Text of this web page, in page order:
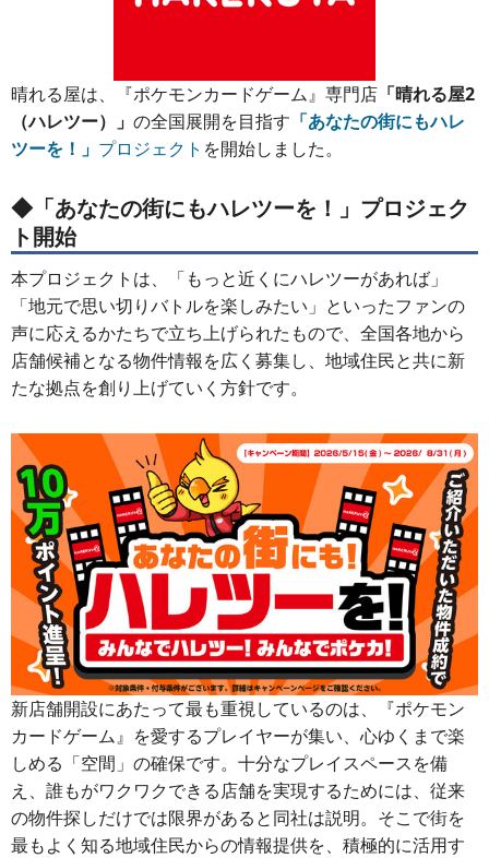
晴れる屋は、『ポケモンカードゲーム』専門店 「晴れる屋2
（ハレツー）」 の全国展開を目指す 「あなたの街にもハレ
ツーを！」 プロジェクト を開始しました。
◆「あなたの街にもハレツーを！」 プロジェク
ト開始
本プロジェクトは、「もっと近くにハレツーがあれば」
「地元で思い切りバトルを楽しみたい」といったファンの
声に応えるかたちで立ち上げられたもので、全国各地から
店舗候補となる物件情報を広く募集し、地域住民と共に新
たな拠点を創り上げていく方針です。
新店舗開設にあたって最も重視しているのは、『ポケモン
カードゲーム』を愛するプレイヤーが集い、心ゆくまで楽
しめる「空間」の確保です。十分なプレイスペースを備
え、誰もがワクワクできる店舗を実現するためには、従来
の物件探しだけでは限界があると同社は説明。そこで街を
最もよく知る地域住民からの情報提供を、積極的に活用す